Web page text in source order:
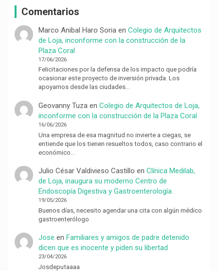
Comentarios
Marco Anibal Haro Soriaen Colegio de Arquitectos
de Loja, inconforme con la construcción de la
Plaza Coral
17/06/2026
Felicitaciones por la defensa de los impacto que podría
ocasionar este proyecto de inversión privada. Los
apoyamos desde las ciudades…
Geovanny Tuzaen Colegio de Arquitectos de Loja,
inconforme con la construcción de la Plaza Coral
16/06/2026
Una empresa de esa magnitud no invierte a ciegas, se
entiende que los tienen resueltos todos, caso contrario el
económico…
Julio César Valdivieso Castillo en Clínica Medilab,
de Loja, inaugura su moderno Centro de
Endoscopía Digestiva y Gastroenterología
19/05/2026
Buenos días, necesito agendar una cita con algún médico
gastroenterólogo
Jose en Familiares y amigos de padre detenido
dicen que es inocente y piden su libertad
23/04/2026
Josdeputaaaa